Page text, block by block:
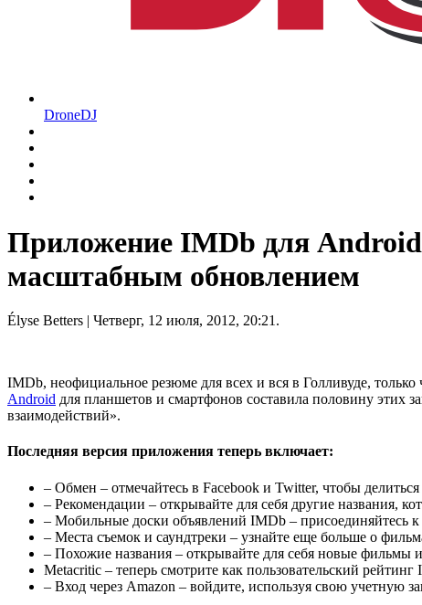
DroneDJ
Приложение IMDb для Android
масштабным обновлением
Élyse Betters | Четверг, 12 июля, 2012, 20:21.
IMDb, неофициальное резюме для всех и вся в Голливуде,
Android для планшетов и смартфонов составила половину этих
взаимодействий».
Последняя версия приложения теперь включает:
– Обмен – отмечайтесь в Facebook и Twitter, чтобы
– Рекомендации – открывайте для себя другие названия,
– Мобильные доски объявлений IMDb – присоединяйтесь
– Места съемок и саундтреки – узнайте еще больше о
– Похожие названия – открывайте для себя новые фильмы
Metacritic – теперь смотрите как пользовательский
– Вход через Amazon – войдите, используя свою учетную